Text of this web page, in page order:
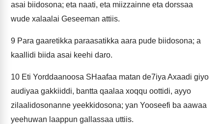
asai biidosona; eta naati, eta miizzainne eta dorssaa
wude xalaalai Geseeman attiis.
9 Para gaaretikka paraasatikka aara pude biidosona; a
kaallidi biida asai keehi daro.
10 Eti Yorddaanoosa SHaafaa matan de7iya Axaadi giyo
audiyaa gakkiiddi, bantta qaalaa xoqqu oottidi, ayyo
zilaalidosonanne yeekkidosona; yan Yooseefi ba aawaa
yeehuwan laappun gallassaa uttiis.